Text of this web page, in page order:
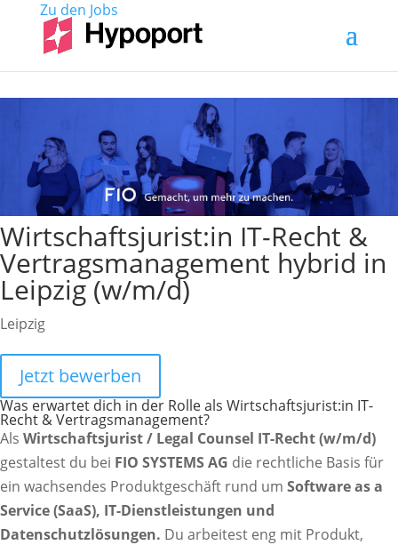
Zu den Jobs
Wirtschaftsjurist:in IT-Recht &
Vertragsmanagement hybrid in
Leipzig (w/m/d)
Leipzig
Jetzt bewerben
Was erwartet dich in der Rolle als Wirtschaftsjurist:in IT-
Recht & Vertragsmanagement?
Als Wirtschaftsjurist / Legal Counsel IT-Recht (w/m/d)
gestaltest du bei FIO SYSTEMS AG die rechtliche Basis für
ein wachsendes Produktgeschäft rund um Software as a
Service (SaaS), IT-Dienstleistungen und
Datenschutzlösungen. Du arbeitest eng mit Produkt,